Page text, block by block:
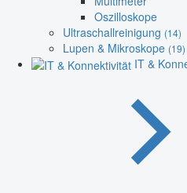
Oszilloskope
Ultraschallreinigung (14)
Lupen & Mikroskope (19)
IT &